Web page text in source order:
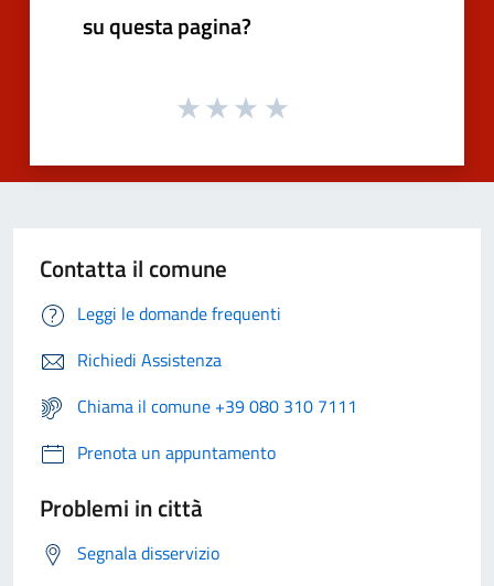
su questa pagina?
Contatta il comune
Leggi le domande frequenti
Richiedi Assistenza
Chiama il comune +39 080 310 7111
Prenota un appuntamento
Problemi in città
Segnala disservizio